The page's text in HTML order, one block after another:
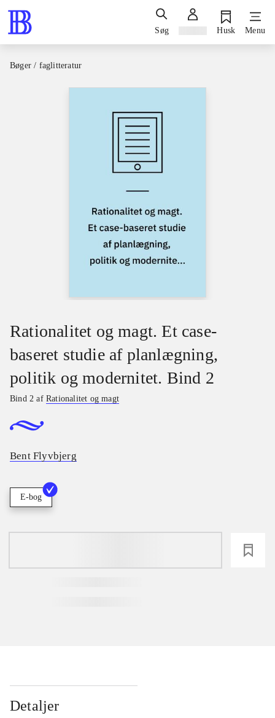
Søg Husk Menu
Bøger / faglitteratur
Rationalitet og magt. Et case-
baseret studie af planlægning,
politik og modernitet. Bind 2
Bind 2 afRationalitet og magt
Bent Flyvbjerg
E-bog
Detaljer